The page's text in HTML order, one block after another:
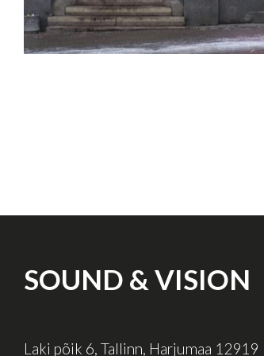
SOUND & VISION
Laki põik 6, Tallinn, Harjumaa 12919